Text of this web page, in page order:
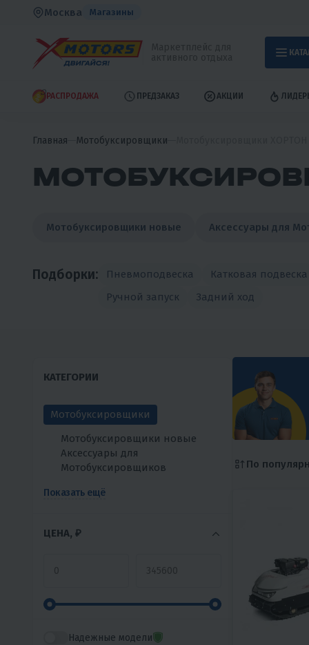
Москва Магазины
РАСПРОДАЖА ПРЕДЗАКАЗ АКЦИИ
Главная Мотобуксировщики
Мотобуксировщики новые Аксессуары для
Подборки: Пневмоподвеска Катковая подвеска
Ручной запуск
Задний ход
КАТЕГОРИИ
Мотобуксировщики
Мотобуксировщики новые
Аксессуары для
Мотобуксировщиков
Показать ещё
ЦЕНА, ₽
Надежные модели
По